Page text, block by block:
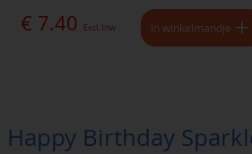
€ 7.40 Excl. btw In winkelmandje
Happy Birthday